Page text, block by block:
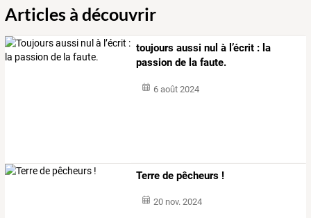
Articles à découvrir
toujours aussi nul à l’écrit : la
passion de la faute.
6 août 2024
Terre de pêcheurs !
20 nov. 2024